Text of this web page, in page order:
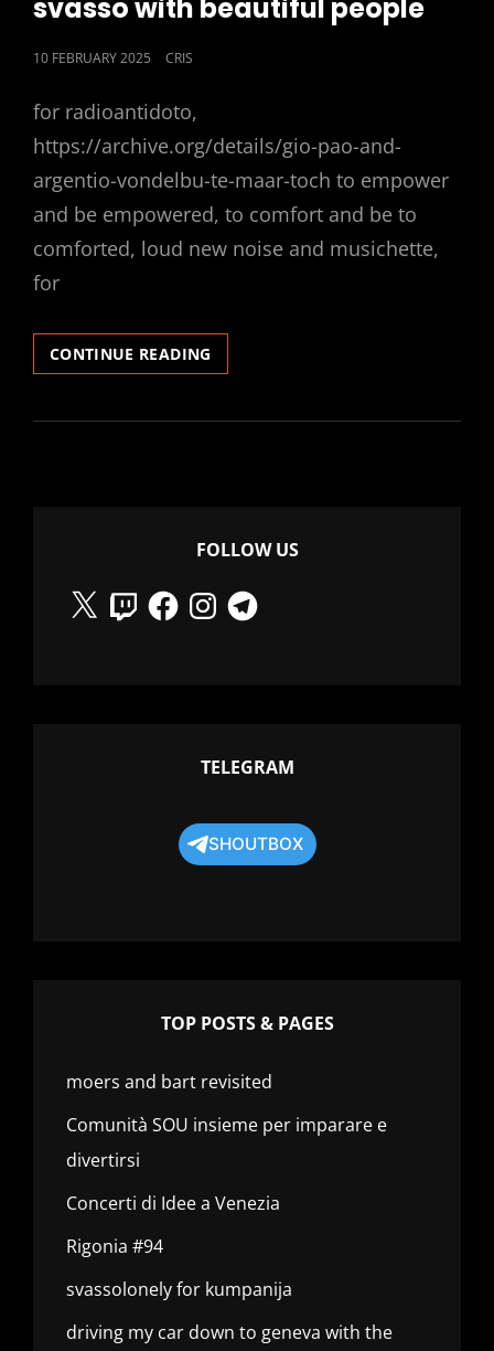
svasso with beautiful people
POSTED
10 FEBRUARY 2025 CRIS
for radioantidoto,
https://archive.org/details/gio-pao-and-
argentio-vondelbu-te-maar-toch to empower
and be empowered, to comfort and be to
comforted, loud new noise and musichette,
for
CONTINUE READING
WITH
PEOPLE
FOLLOW US
X
TwitchFacebookInstagramTelegram
TELEGRAM
SHOUTBOX
TOP POSTS & PAGES
moers and bart revisited
Comunità SOU insieme per imparare e
divertirsi
Concerti di Idee a Venezia
Rigonia #94
svassolonely for kumpanija
driving my car down to geneva with the